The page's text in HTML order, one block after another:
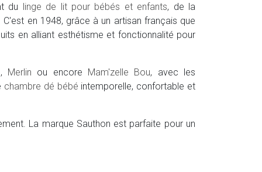
du linge de lit pour bébés et enfants, de la
en 1948, grâce à un artisan français que
en alliant esthétisme et fonctionnalité pour
, Merlin ou encore Mam'zelle Bou, avec les
chambre dé bébé intemporelle, confortable et
La marque Sauthon est parfaite pour un